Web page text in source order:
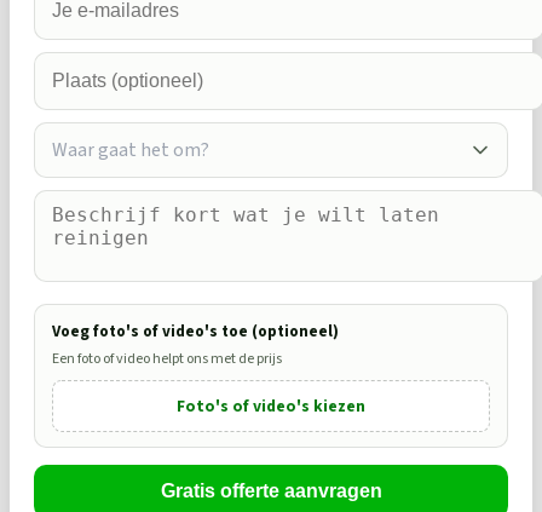
Waar gaat het om?
Voeg foto's of video's toe (optioneel)
Een foto of video helpt ons met de prijs
Foto's of video's kiezen
Gratis offerte aanvragen